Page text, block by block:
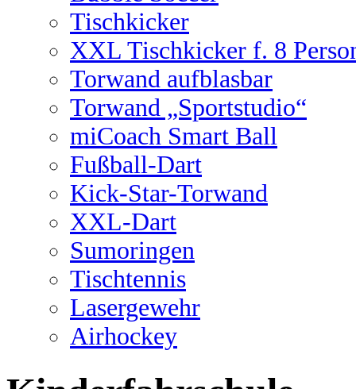
Tischkicker
XXL Tischkicker f. 8
Torwand aufblasbar
Torwand „Sportstudio“
miCoach Smart Ball
Fußball-Dart
Kick-Star-Torwand
XXL-Dart
Sumoringen
Tischtennis
Lasergewehr
Airhockey